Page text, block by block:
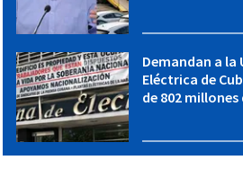
Demandan a la
Eléctrica de
de 802